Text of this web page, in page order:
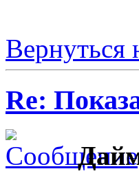
Вернуться
Re: